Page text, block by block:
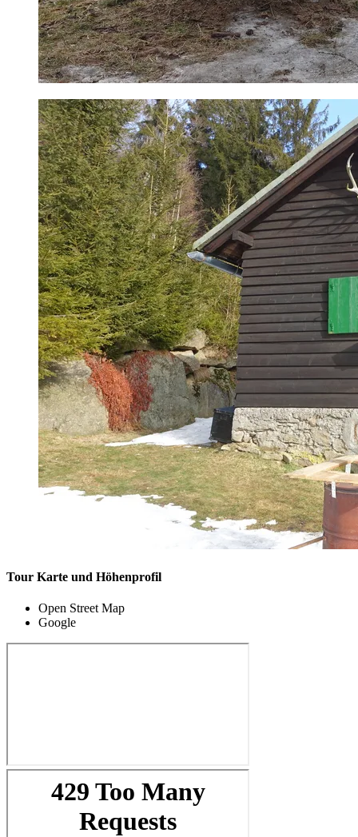
Tour Karte und Höhenprofil
Open Street Map
Google